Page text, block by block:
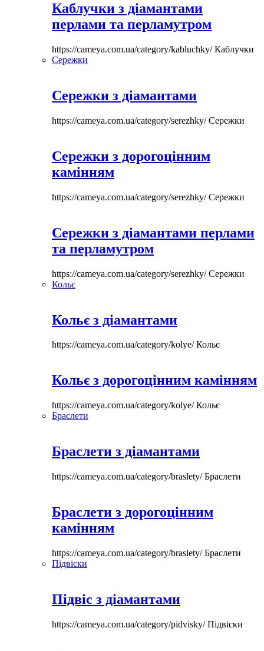
Каблучки з діамантами
перлами та перламутром
https://cameya.com.ua/category/kabluchky/Каблучки
Сережки
Сережки з діамантами
https://cameya.com.ua/category/serezhky/Сережки
Сережки з дорогоцінним
камінням
https://cameya.com.ua/category/serezhky/Сережки
Сережки з діамантами перлами
та перламутром
https://cameya.com.ua/category/serezhky/Сережки
Кольє
Кольє з діамантами
https://cameya.com.ua/category/kolye/Кольє
Кольє з дорогоцінним камінням
https://cameya.com.ua/category/kolye/Кольє
Браслети
Браслети з діамантами
https://cameya.com.ua/category/braslety/Браслети
Браслети з дорогоцінним
камінням
https://cameya.com.ua/category/braslety/Браслети
Підвіски
Підвіс з діамантами
https://cameya.com.ua/category/pidvisky/Підвіски